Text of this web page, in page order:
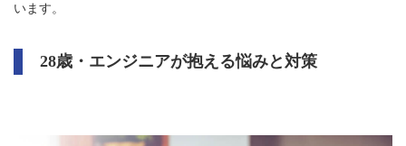
います。
28歳・エンジニアが抱える悩みと対策